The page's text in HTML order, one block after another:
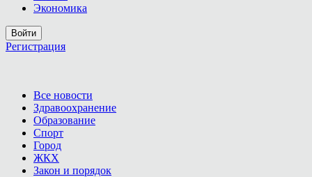
Экономика
Войти
Регистрация
Все новости
Здравоохранение
Образование
Спорт
Город
ЖКХ
Закон и порядок